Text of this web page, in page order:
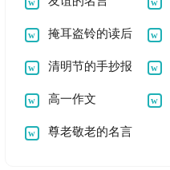
掩耳盗铃的读后
感 作文
清明节的手抄报
图片高一作文
尊老敬老的名言